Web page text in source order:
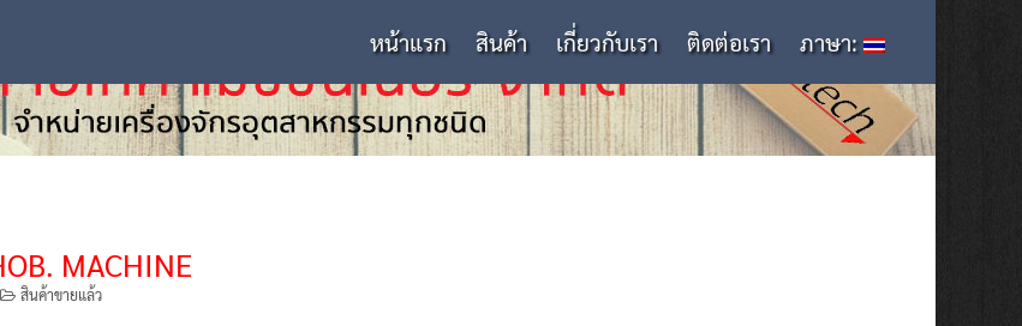
หน้าแรก สินค้า เกี่ยวกับเรา ติดต่อเรา ภาษา:
MACHINE
สินค้าขายแล้ว